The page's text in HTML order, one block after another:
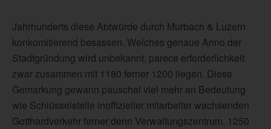
Jahrhunderts diese Abtwürde durch Murbach & Luzern
konkomitierend besassen. Welches genaue Anno der
Stadtgründung wird unbekannt, parece erforderlichkeit
zwar zusammen mit 1180 ferner 1200 liegen. Diese
Gemarkung gewann pauschal viel mehr an Bedeutung
wie Schlüsselstelle inoffizieller mitarbeiter wachsenden
Gotthardverkehr ferner denn Verwaltungszentrum. 1250